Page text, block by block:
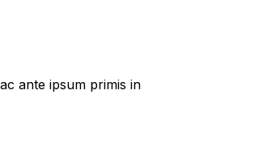
ante ipsum primis in